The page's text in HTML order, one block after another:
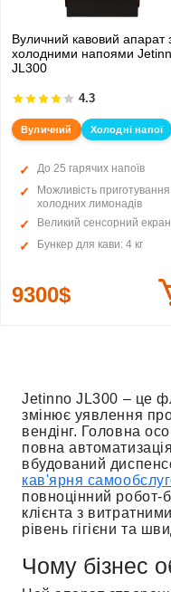
Вуличний кавовий апарат
холодними напоями
JL300
4.3
Вуличний Холодні напої
До 25 гарячих напоїв
Можливість приготування
холодних лимонадів
Великий сенсорний екран
Бункер для кави: 4 кг
9300$
Jetinno JL300 – це
змінює уявлення
вендінг. Головна
повна
вбудований
кав'ярня
повноцінний робот-
клієнта з
рівень гігієни та
Чому бізнес